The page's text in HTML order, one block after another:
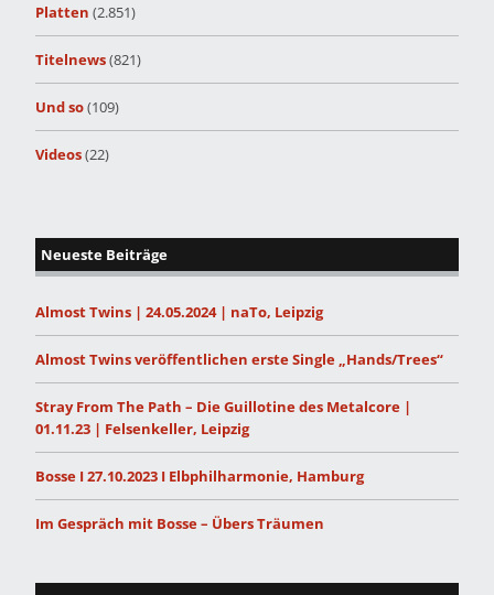
Platten (2.851)
Titelnews(821)
Und so(109)
Videos(22)
Neueste Beiträge
Almost Twins | 24.05.2024 | naTo, Leipzig
Almost Twins veröffentlichen erste Single „Hands/Trees“
Stray From The Path – Die Guillotine des Metalcore |
01.11.23 | Felsenkeller, Leipzig
Bosse I 27.10.2023 I Elbphilharmonie, Hamburg
Im Gespräch mit Bosse – Übers Träumen